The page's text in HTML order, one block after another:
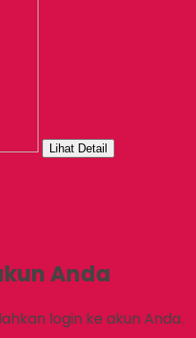
Lihat Detail
Anda
login ke akun Anda.